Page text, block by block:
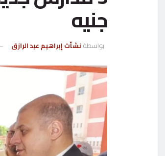
جنيه
بواسطة نشأت إبراهيم عبد الرازق